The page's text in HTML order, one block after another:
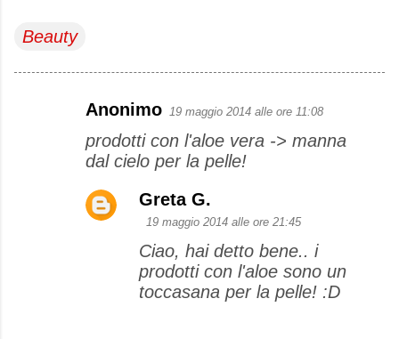
Beauty
Anonimo 19 maggio 2014 alle ore 11:08
prodotti con l'aloe vera -> manna
dal cielo per la pelle!
Greta G.
19 maggio 2014 alle ore 21:45
Ciao, hai detto bene.. i
prodotti con l'aloe sono un
toccasana per la pelle! :D